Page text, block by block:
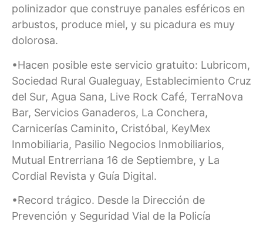
polinizador que construye panales esféricos en
arbustos, produce miel, y su picadura es muy
dolorosa.
•Hacen posible este servicio gratuito: Lubricom,
Sociedad Rural Gualeguay, Establecimiento Cruz
del Sur, Agua Sana, Live Rock Café, TerraNova
Bar, Servicios Ganaderos, La Conchera,
Carnicerías Caminito, Cristóbal, KeyMex
Inmobiliaria, Pasilio Negocios Inmobiliarios,
Mutual Entrerriana 16 de Septiembre, y La
Cordial Revista y Guía Digital.
•Record trágico. Desde la Dirección de
Prevención y Seguridad Vial de la Policía